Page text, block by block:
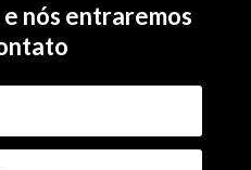
nós entraremos